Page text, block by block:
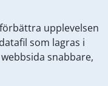
upplevelsen
som lagras i
snabbare,